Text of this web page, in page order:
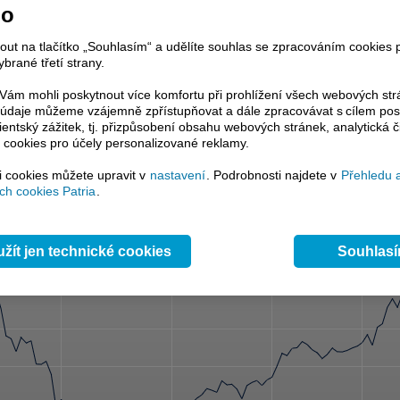
indexem
select
průměr 1
průměr 2 select
select
select
Odeslat
na tlačítko „Souhlasím“ a udělíte souhlas se zpracováním cookies
třetí strany.
mohli poskytnout více komfortu při prohlížení všech webových
můžeme vzájemně zpřístupňovat a dále zpracovávat s cílem
zážitek, tj. přizpůsobení obsahu webových stránek, analytická
pro účely personalizované reklamy.
cookies můžete upravit v nastavení . Podrobnosti najdete v Přehledu
cookies Patria
jen technické cookies